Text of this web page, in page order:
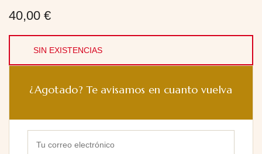
40,00 €
SIN EXISTENCIAS
¿Agotado? Te avisamos en cuanto vuelva